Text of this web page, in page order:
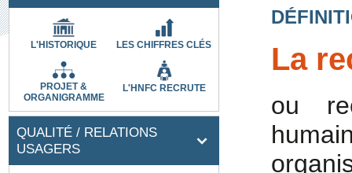
L'HISTORIQUE LES CHIFFRES CLÉS
PROJET &
ORGANIGRAMME
L'HNFC RECRUTE
QUALITÉ / RELATIONS
USAGERS
La
ou